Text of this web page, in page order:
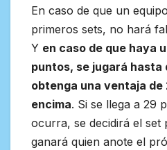
En caso de que un
primeros sets, no hará
Y en caso de que haya
puntos, se jugará hasta
obtenga una ventaja de
encima. Si se llega a 29
ocurra, se decidirá el set
ganará quien anote el